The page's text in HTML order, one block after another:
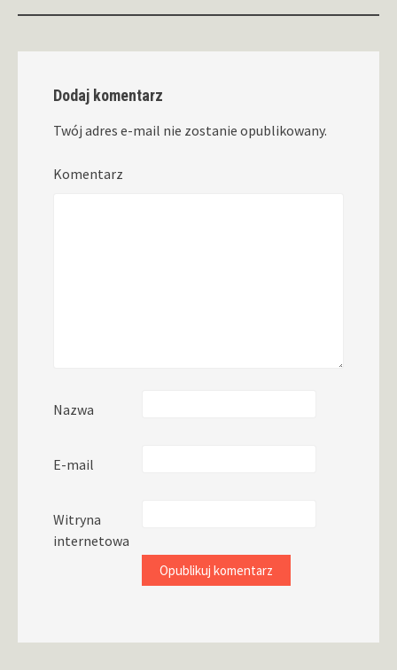
Dodaj komentarz
Twój adres e-mail nie zostanie opublikowany.
Komentarz
Nazwa
E-mail
Witryna
internetowa